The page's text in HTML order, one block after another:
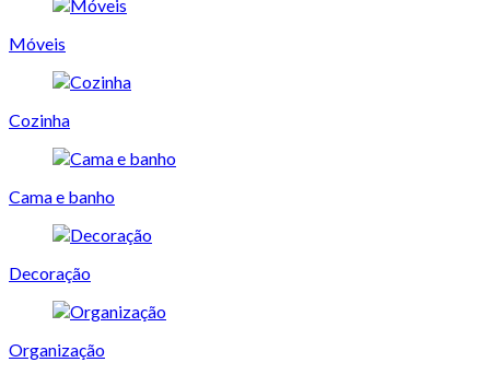
Móveis
Cozinha
Cama e banho
Decoração
Organização